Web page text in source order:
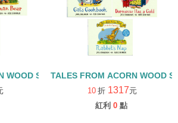
WOOD STORY COLLECTION 觀察探索組/
TALES FROM ACORN WOOD
10 折 1317元
紅利 0 點